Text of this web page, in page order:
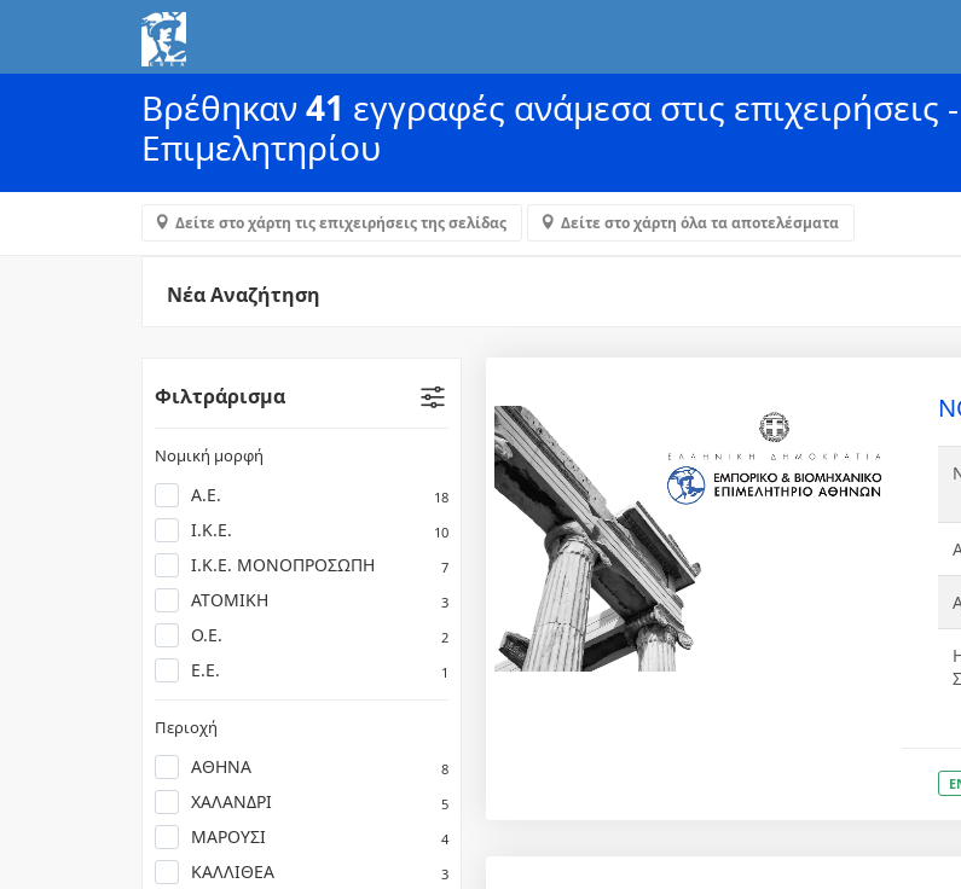
Βρέθηκαν41 εγγραφές ανάμεσα στις επιχειρήσεις
Επιμελητηρίου
Δείτε στο χάρτη τις επιχειρήσεις της σελίδας Δείτε στο χάρτη όλα τα αποτελέσματα
Νέα Αναζήτηση
Φιλτράρισμα
Νομική μορφή
Α.Ε. 18
Ι.Κ.Ε. 10
Ι.Κ.Ε. ΜΟΝΟΠΡΟΣΩΠΗ 7
ΑΤΟΜΙΚΗ 3
Ο.Ε. 2
Ε.Ε. 1
Περιοχή
ΑΘΗΝΑ 8
ΧΑΛΑΝΔΡΙ 5
ΜΑΡΟΥΣΙ 4
ΚΑΛΛΙΘΕΑ 3